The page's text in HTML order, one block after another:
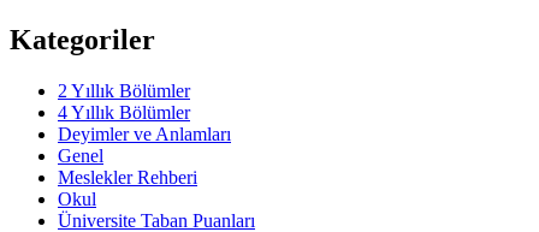
Kategoriler
2 Yıllık Bölümler
4 Yıllık Bölümler
Deyimler ve Anlamları
Genel
Meslekler Rehberi
Okul
Üniversite Taban Puanları